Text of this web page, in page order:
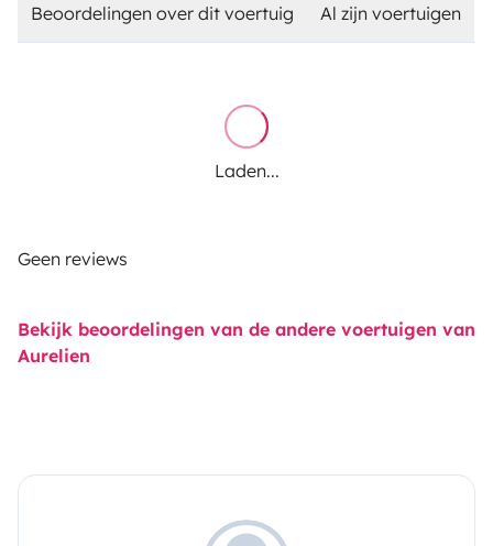
Beoordelingen over dit voertuig Al zijn voertuigen
Laden...
Geen reviews
Bekijk beoordelingen van de andere voertuigen van
Aurelien